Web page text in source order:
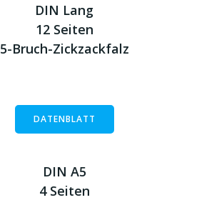
DIN Lang
12 Seiten
5-Bruch-Zickzackfalz
DATENBLATT
DIN A5
4 Seiten